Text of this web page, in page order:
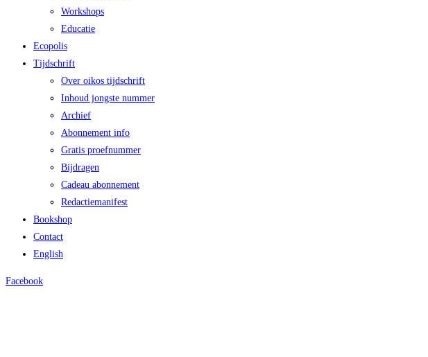
Workshops
Educatie
Ecopolis
Tijdschrift
Over oikos tijdschrift
Inhoud jongste nummer
Archief
Abonnement info
Gratis proefnummer
Bijdragen
Cadeau abonnement
Redactiemanifest
Bookshop
Contact
English
Facebook